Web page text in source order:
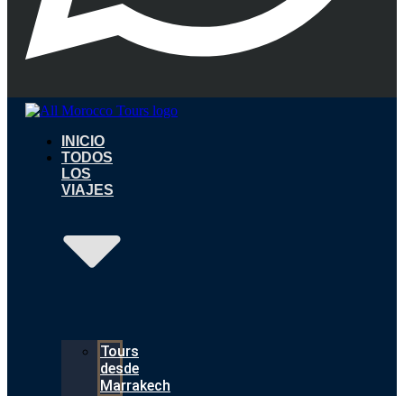
INICIO
TODOS
LOS
VIAJES
Tours
desde
Marrakech